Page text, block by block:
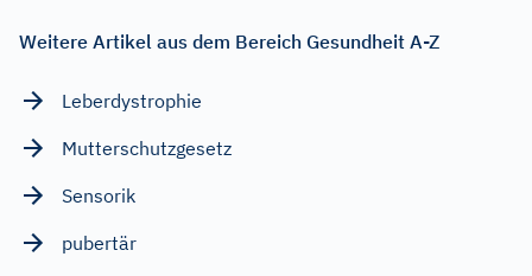
Weitere Artikel aus dem Bereich Gesundheit A-Z
Leberdystrophie
Mutterschutzgesetz
Sensorik
pubertär